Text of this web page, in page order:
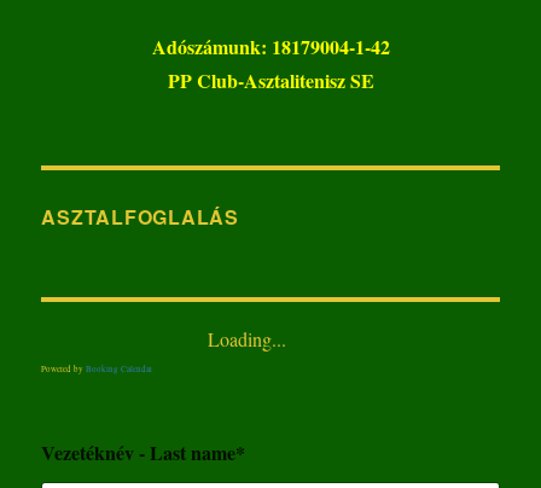
Adószámunk: 18179004-1-42
PP Club-Asztalitenisz SE
ASZTALFOGLALÁS
Loading...
Powered byBooking Calendar
Vezetéknév - Last name*